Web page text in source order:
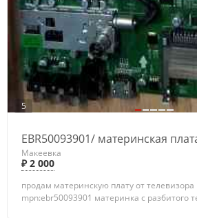
5
EBR50093901/ материнская
Макеевка
₽ 2 000
продам материнскую плату от
mpn:ebr50093901 материнка с разбитого